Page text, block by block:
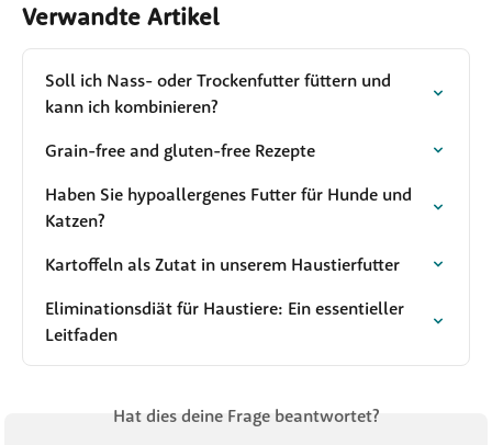
Verwandte Artikel
Soll ich Nass- oder Trockenfutter füttern und
kann ich kombinieren?
Grain-free and gluten-free Rezepte
Haben Sie hypoallergenes Futter für Hunde und
Katzen?
Kartoffeln als Zutat in unserem Haustierfutter
Eliminationsdiät für Haustiere: Ein essentieller
Leitfaden
Hat dies deine Frage beantwortet?